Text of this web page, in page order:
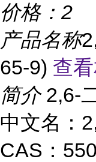
价格： 2
产品名称
65-9) 查
简介 2,6-
中文名：
CAS：